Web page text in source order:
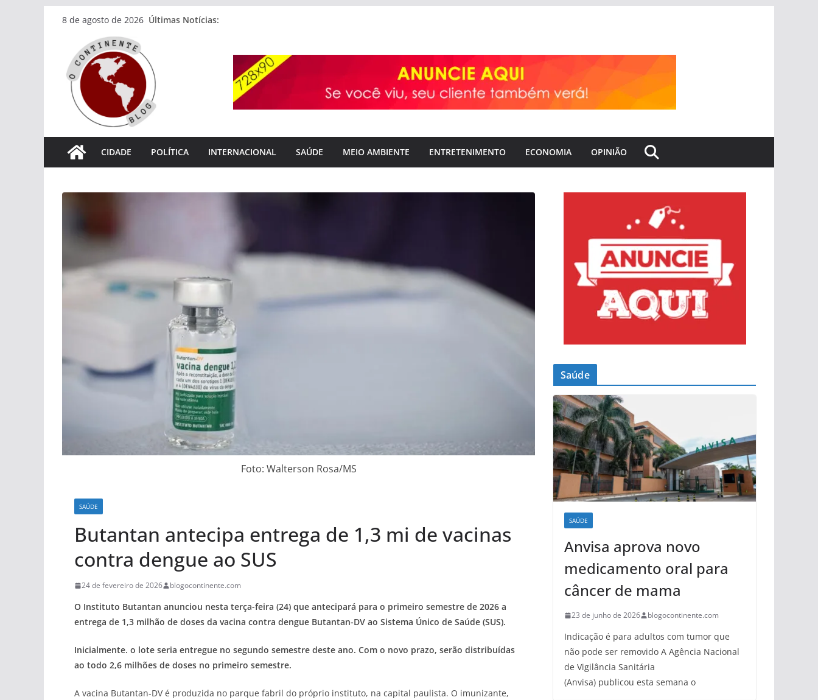
Pular
conteúdo
8 de agosto de 2026 Últimas Notícias:
CIDADE POLÍTICA INTERNACIONAL SAÚDE MEIO AMBIENTE ENTRETENIMENTO ECONOMIA OPINIÃO
Foto: Walterson Rosa/MS
SAÚDE
Butantan antecipa entrega de 1,3 mi de vacinas
contra dengue ao SUS
24 de fevereiro de 2026 blogocontinente.com
O Instituto Butantan anunciou nesta terça-feira (24) que antecipará para o primeiro semestre de 2026 a
entrega de 1,3 milhão de doses da vacina contra dengue Butantan-DV ao Sistema Único de Saúde (SUS).
Inicialmente. o lote seria entregue no segundo semestre deste ano. Com o novo prazo, serão distribuídas
ao todo 2,6 milhões de doses no primeiro semestre.
A vacina Butantan-DV é produzida no parque fabril do próprio instituto, na capital paulista. O imunizante,
Saúde
SAÚDE
Anvisa aprova novo
medicamento oral para
câncer de mama
23 de junho de 2026 blogocontinente.com
Indicação é para adultos com tumor que
não pode ser removido A Agência Nacional
de Vigilância Sanitária
(Anvisa) publicou esta semana o